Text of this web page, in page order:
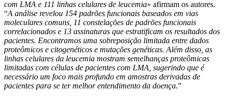
com LMA e 111 linhas celulares de leucemia» afirmam os autores.
“A análise revelou 154 padrões funcionais baseados em vias
moleculares comuns, 11 constelações de padrões funcionais
correlacionados e 13 assinaturas que estratificam os resultados dos
pacientes. Encontramos uma sobreposição limitada entre dados
proteômicos e citogenéticos e mutações genéticas. Além disso, as
linhas celulares da leucemia mostram semelhanças proteômicas
limitadas com células de pacientes com LMA, sugerindo que é
necessário um foco mais profundo em amostras derivadas de
pacientes para se ter melhor entendimento da doença.”